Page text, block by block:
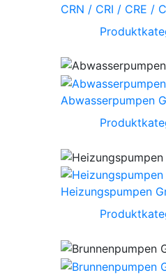
CRN / CRI / CRE /
Abwasserpumpen
Heizungspumpen